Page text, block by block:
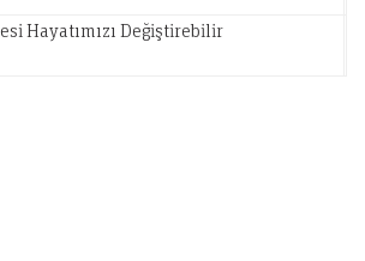
Hayatımızı Değiştirebilir